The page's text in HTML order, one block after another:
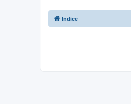
Indice